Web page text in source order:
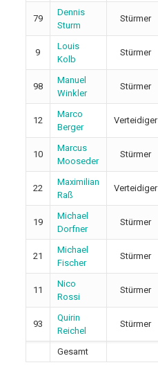
79
Dennis
Sturm
Stürmer
9
Louis
Kolb
Stürmer
98
Manuel
Winkler
Stürmer
12
Marco
Berger
Verteidiger
10
Marcus
Mooseder
Stürmer
22
Maximilian
Raß
Verteidiger
19
Michael
Dorfner
Stürmer
21
Michael
Fischer
Stürmer
11
Nico
Rossi
Stürmer
93
Quirin
Reichel
Stürmer
Gesamt